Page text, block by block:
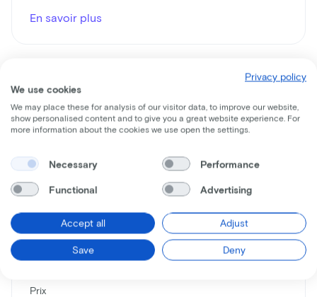
En savoir plus
Shorty Performance Lince
Prix du leasing p/m à partir de
€69
Prix
Privacy policy
We use cookies
We may place these for analysis of our visitor data, to improve our website,
show personalised content and to give you a great website experience. For
more information about the cookies we use open the settings.
Necessary Performance
Functional Advertising
Accept all Adjust
Save Deny